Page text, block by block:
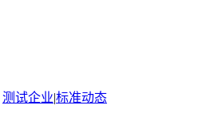
测试企业|标准动态